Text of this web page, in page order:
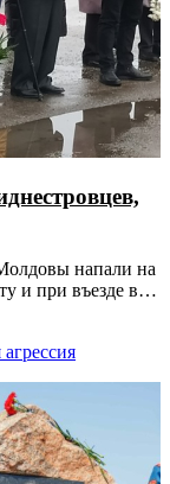
напали на
и при въезде в